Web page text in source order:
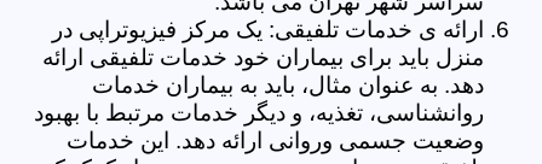
ارائه ی خدمات تلفیقی: یک مرکز فیزیوتراپی در
منزل باید برای بیماران خود خدمات تلفیقی ارائه
دهد. به عنوان مثال، باید به بیماران خدمات
روانشناسی، تغذیه، و دیگر خدمات مرتبط با بهبود
وضعیت جسمی وروانی ارائه دهد. این خدمات